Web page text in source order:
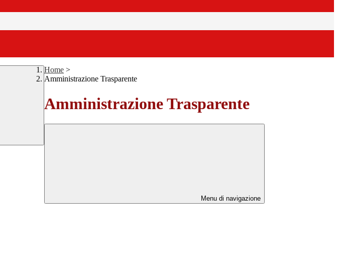
Home >
Amministrazione Trasparente
Amministrazione Trasparente
Menu di navigazione